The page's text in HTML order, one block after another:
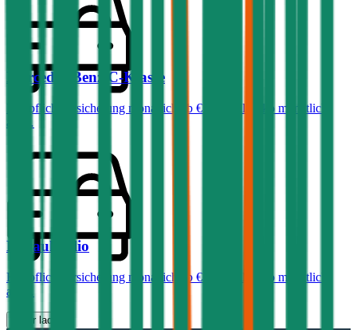
Mercedes-Benz C-Klasse
Haftpflichtversicherung monatlich ab € 99
Vollkasko monatlich
ab …
Renault Clio
Haftpflichtversicherung monatlich ab € 30
Vollkasko monatlich
ab …
Mehr laden